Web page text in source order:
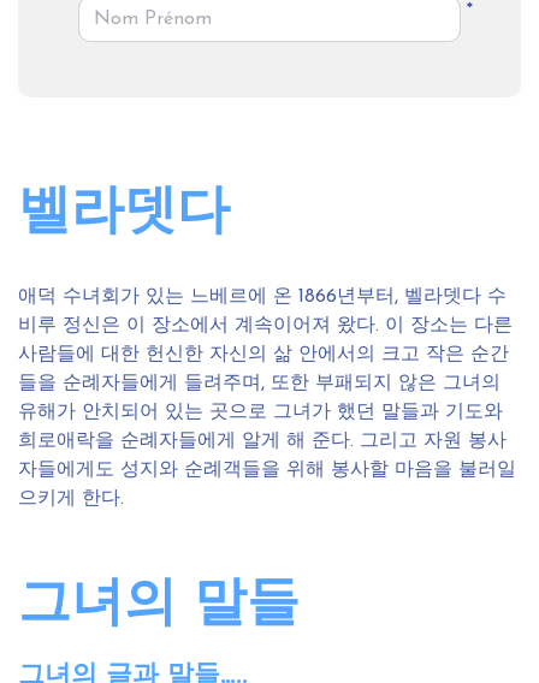
벨라뎃다
애덕 수녀회가 있는 느베르에 온 1866년부터, 벨라뎃다 수
비루 정신은 이 장소에서 계속이어져 왔다. 이 장소는 다른
사람들에 대한 헌신한 자신의 삶 안에서의 크고 작은 순간
들을 순례자들에게 들려주며, 또한 부패되지 않은 그녀의
유해가 안치되어 있는 곳으로 그녀가 했던 말들과 기도와
희로애락을 순례자들에게 알게 해 준다. 그리고 자원 봉사
자들에게도 성지와 순례객들을 위해 봉사할 마음을 불러일
으키게 한다.
그녀의 말들
그녀의 글과 말들…..
*